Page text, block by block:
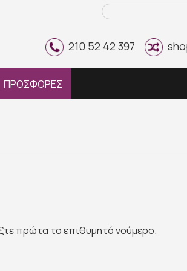
210 52 42 397
ΠΡΟΣΦΟΡΕΣ
πρώτα το επιθυμητό νούμερο.